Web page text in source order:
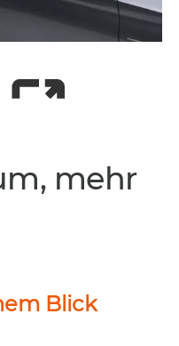
mehr
Blick